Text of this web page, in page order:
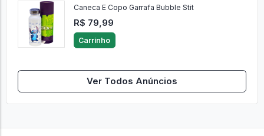
Caneca E Copo Garrafa Bubble Stit
R$ 79,99
Carrinho
Ver Todos Anúncios